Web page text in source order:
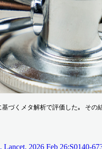
くメタ解析で評価した｡
2026 Feb 26:S0140-